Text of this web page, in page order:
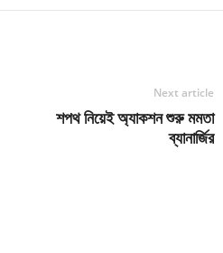
Next article
শপথ নিয়েই অ্যাকশন শুরু মমতা
ব্যানার্জির